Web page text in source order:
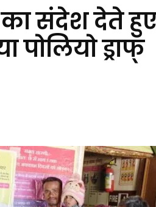
का संदेश देते
पोलियो ड्राफ्